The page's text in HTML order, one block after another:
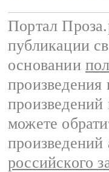
Портал
публикации
основании
произведений
можете
российского